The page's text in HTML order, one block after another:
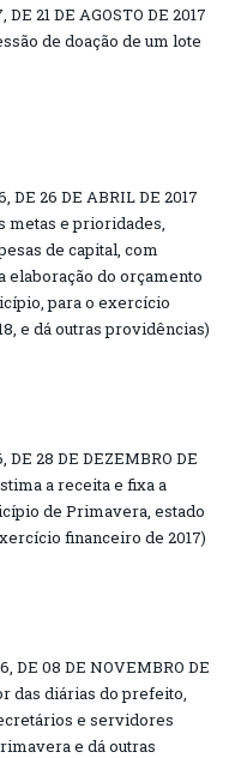
21 DE AGOSTO DE 2017
de doação de um lote
DE 26 DE ABRIL DE 2017
metas e prioridades,
de capital, com
elaboração do orçamento
para o exercício
e dá outras providências)
DE 28 DE DEZEMBRO DE
a receita e fixa a
de Primavera, estado
financeiro de 2017)
DE 08 DE NOVEMBRO DE
das diárias do prefeito,
e servidores
e dá outras